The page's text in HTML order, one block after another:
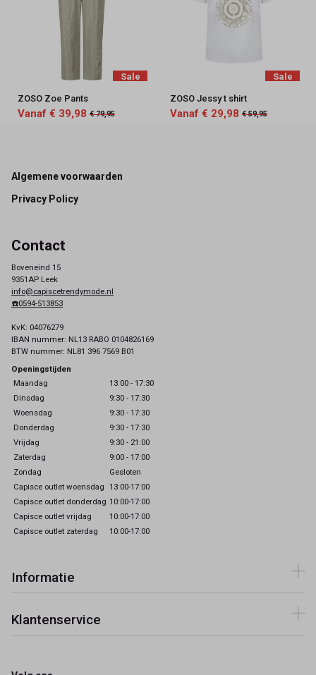
Sale
ZOSO Zoe Pants
Vanaf € 39,98 € 79,95
Sale
ZOSO Jessy t shirt
Vanaf € 29,98 € 59,95
Footer
Algemene voorwaarden
Privacy Policy
Contact
Boveneind 15
9351AP Leek
info@capiscetrendymode.nl
☎️0594-513853
KvK: 04076279
IBAN nummer: NL13 RABO 0104826169
BTW nummer: NL81 396 7569 B01
Openingstijden
Maandag
13:00 - 17:30
Dinsdag
9:30 - 17:30
Woensdag
9:30 - 17:30
Donderdag
9:30 - 17:30
Vrijdag
9:30 - 21:00
Zaterdag
9:00 - 17:00
Zondag
Gesloten
Capisce outlet woensdag 13:00-17:00
Capisce outlet donderdag 10:00-17:00
Capisce outlet vrijdag
10:00-17:00
Capisce outlet zaterdag
10:00-17:00
Informatie
Klantenservice